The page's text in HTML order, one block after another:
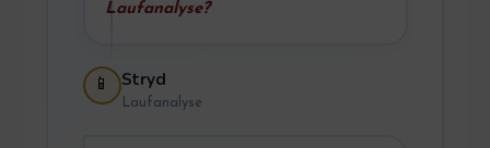
Laufanalyse?
📱 Stryd
Laufanalyse